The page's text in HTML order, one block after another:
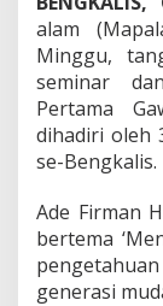
alam
Minggu,
seminar
Pertama
dihadiri oleh
se-Bengkalis.
Ade Firman
bertema
generasi